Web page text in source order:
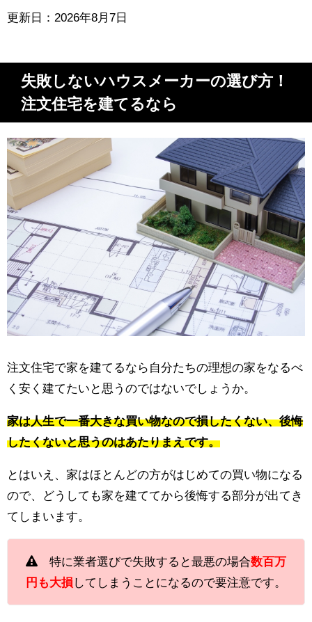
更新日：2026年8月7日
失敗しないハウスメーカーの選び方！
注文住宅を建てるなら
注文住宅で家を建てるなら自分たちの理想の家をなるべ
く安く建てたいと思うのではないでしょうか。
家は人生で一番大きな買い物なので損したくない、後悔
したくないと思うのはあたりまえです。
とはいえ、家はほとんどの方がはじめての買い物になる
ので、どうしても家を建ててから後悔する部分が出てき
てしまいます。
特に業者選びで失敗すると最悪の場合数百万
円も大損 してしまうことになるので要注意です。